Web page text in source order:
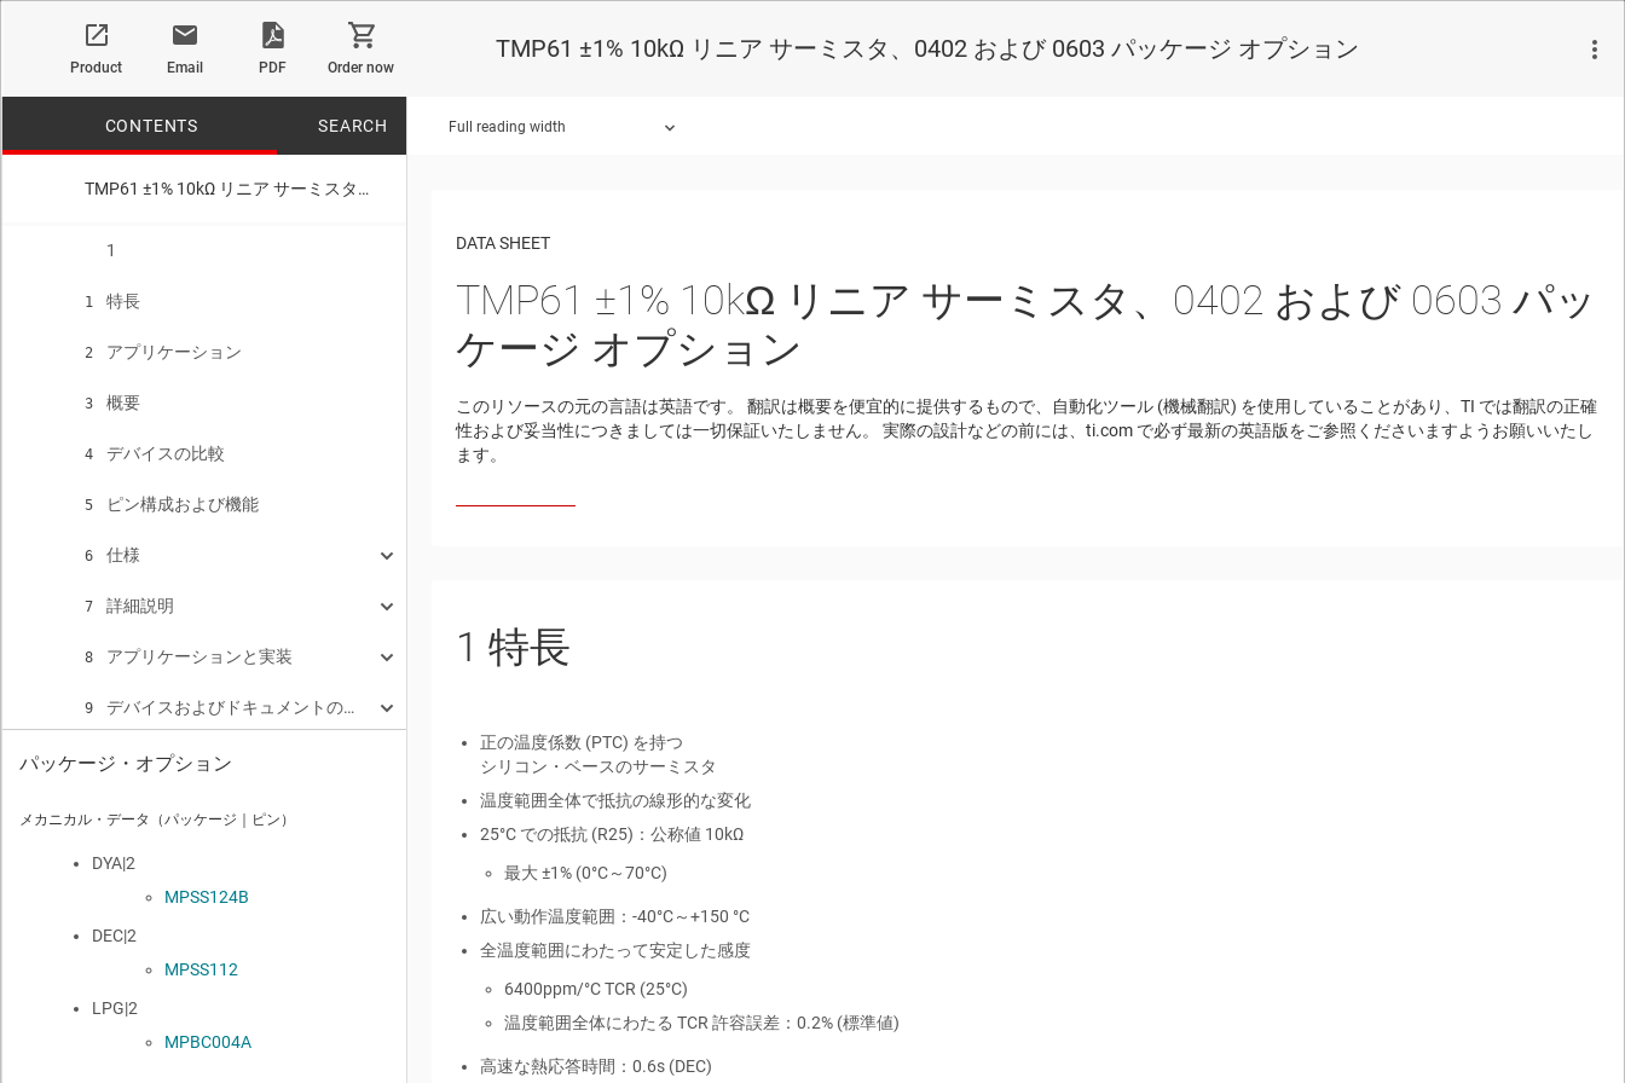
Product Email PDF Order now
TMP61 ±1% 10kΩ リニア サーミスタ、0402 および 0603 パッケージ オプション
CONTENTS SEARCH
TMP61 ±1% 10kΩ リニア サーミスタ、0402 および 0603 パッケージ オプション
1
1 特長
2 アプリケーション
3 概要
4 デバイスの比較
5 ピン構成および機能
6 仕様
6.1 絶対最大定格
6.2 ESD 定格
6.3 推奨動作条件
6.4 熱に関する情報
6.6
7 詳細説明
7.1 概要
7.2 機能ブロック図
7.3 機能説明
TMP61 の R-T 表
7.3.4 内蔵フェイルセーフ
デバイスの機能モード
8 アプリケーションと実装
8.1 アプリケーション情報
8.2 代表的なアプリケーション
サーミスタ・バイアス回路
コンパレータを使用した過熱保護
サーマル・フォールドバック
8.2.1.3
電源に関する推奨事項
8.4
8.4.2 レイアウト例
9 デバイスおよびドキュメントのサポート
9.1 ドキュメントの更新通知を受け取る方法
サポート・リソース
9.3
静電気放電に関する注意事項
10 改訂履歴
メカニカル、パッケージ、および注文情報
重要なお知らせ
パッケージ・オプション
メカニカル・データ（パッケージ｜ピン）
DYA|2
MPSS124B
DEC|2
MPSS112
LPG|2
MPBC004A
No matches found.
Full reading width
DATA SHEET
TMP61 ±1% 10kΩ リニア サーミスタ、0402 および 0603 パッ
ケージ オプション
このリソースの元の言語は英語です。 翻訳は概要を便宜的に提供するもので、自動化ツール (機械翻訳) を使用していることがあり、TI では翻訳の正確
性および妥当性につきましては一切保証いたしません。 実際の設計などの前には、ti.com で必ず最新の英語版をご参照くださいますようお願いいたし
ます。
1特長
正の温度係数 (PTC) を持つ
シリコン・ベースのサーミスタ
温度範囲全体で抵抗の線形的な変化
25°C での抵抗 (R25)：公称値 10kΩ
最大 ±1% (0°C～70°C)
広い動作温度範囲：-40°C～+150 °C
全温度範囲にわたって安定した感度
6400ppm/°C TCR (25°C)
温度範囲全体にわたる TCR 許容誤差：0.2% (標準値)
高速な熱応答時間：0.6s (DEC)